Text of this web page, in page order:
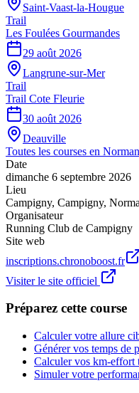
Saint-Vaast-la-Hougue
Trail
Les Foulées Gourmandes
29 août 2026
Langrune-sur-Mer
Trail
Trail Cote Fleurie
30 août 2026
Deauville
Toutes les courses en
Date
dimanche 6 septembre 2026
Lieu
Campigny, Campigny,
Organisateur
Running Club de Campigny
Site web
inscriptions.chronoboost.fr
Visiter le site officiel
Préparez cette course
Calculer votre allure
Générer vos temps de
Calculer vos km-effort
Simuler votre